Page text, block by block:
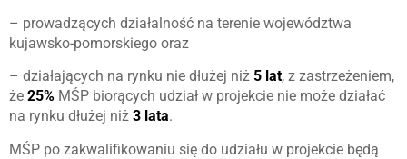
– prowadzących działalność na terenie województwa
kujawsko-pomorskiego oraz
– działających na rynku nie dłużej niż 5 lat, z zastrzeżeniem,
że 25% MŚP biorących udział w projekcie nie może działać
na rynku dłużej niż 3 lata.
MŚP po zakwalifikowaniu się do udziału w projekcie będą